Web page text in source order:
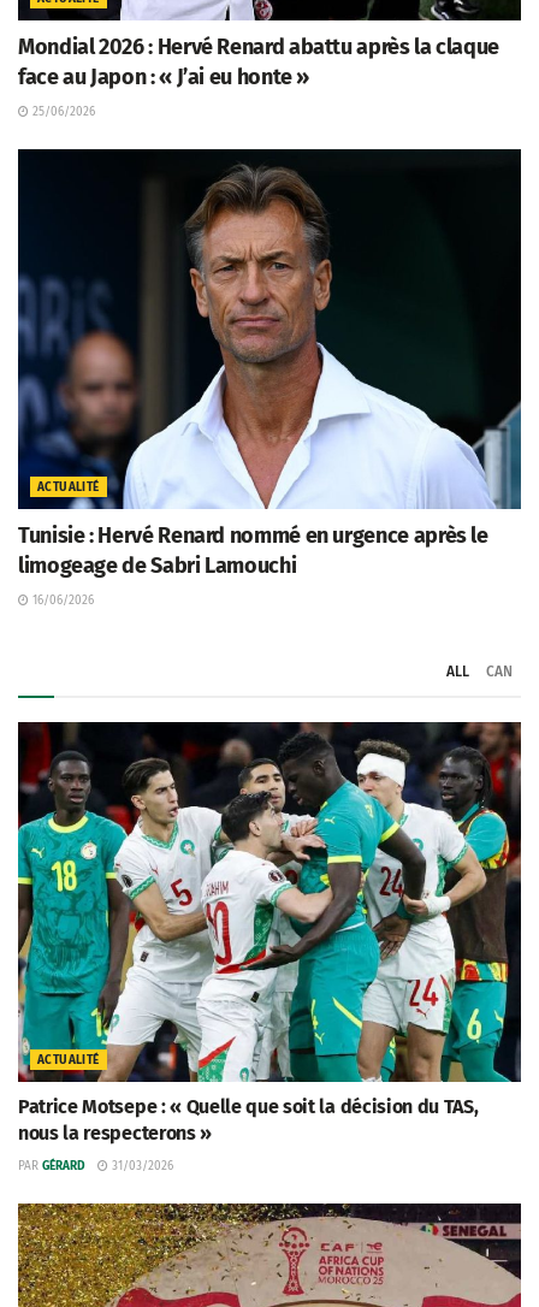
Mondial 2026 : Hervé Renard abattu après la claque
face au Japon : « J’ai eu honte »
25/06/2026
ACTUALITÉ
Tunisie : Hervé Renard nommé en urgence après le
limogeage de Sabri Lamouchi
16/06/2026
ALL CAN
ACTUALITÉ
Patrice Motsepe : « Quelle que soit la décision du TAS,
nous la respecterons »
PAR GÉRARD 31/03/2026